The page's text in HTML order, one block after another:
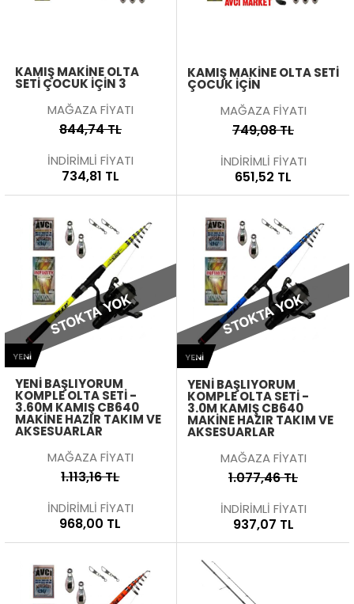
KAMIŞ MAKİNE OLTA
SETİ ÇOCUK İÇİN 3
MAĞAZA FİYATI
844,74 TL
İNDİRİMLİ FİYATI
734,81 TL
KAMIŞ MAKİNE OLTA SETİ
ÇOCUK İÇİN
MAĞAZA FİYATI
749,08 TL
İNDİRİMLİ FİYATI
651,52 TL
STOKTA YOK
YENI BAŞLIYORUM
KOMPLE OLTA SETI -
3.60M KAMIŞ CB640
MAKINE HAZIR TAKIM VE
AKSESUARLAR
MAĞAZA FİYATI
1.113,16 TL
İNDİRİMLİ FİYATI
968,00 TL
YENI
STOKTA YOK
YENI BAŞLIYORUM
KOMPLE OLTA SETI -
3.0M KAMIŞ CB640
MAKINE HAZIR TAKIM VE
AKSESUARLAR
MAĞAZA FİYATI
1.077,46 TL
İNDİRİMLİ FİYATI
937,07 TL
YENI